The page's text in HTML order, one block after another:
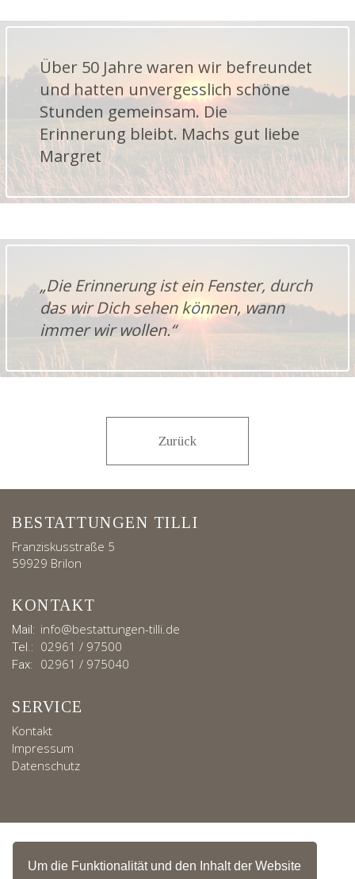
Um die Funktionalität und den Inhalt der Website
Über 50 Jahre waren wir befreundet
und hatten unvergesslich schöne
Stunden gemeinsam. Die
Erinnerung bleibt. Machs gut liebe
Margret
„Die Erinnerung ist ein Fenster, durch
das wir Dich sehen können, wann
immer wir wollen.“
Zurück
BESTATTUNGEN TILLI
Franziskusstraße 5
59929 Brilon
KONTAKT
Mail: info@bestattungen-tilli.de
Tel.: 02961 / 97500
Fax: 02961 / 975040
SERVICE
Kontakt
Impressum
Datenschutz